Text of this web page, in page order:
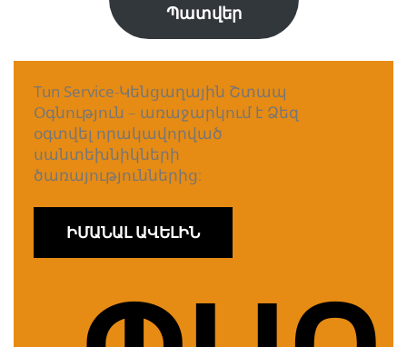
Պատվեր
Tun Service-Կենցաղային Շտապ
Օգնություն – առաջարկում է Ձեզ
օգտվել որակավորված
սանտեխնիկների
ծառայություններից:
ԻՄԱՆԱԼ ԱՎԵԼԻՆ